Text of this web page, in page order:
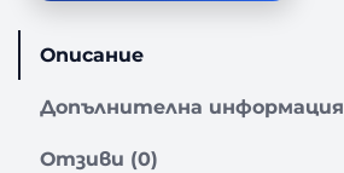
Описание
Допълнителна информация
Отзиви (0)